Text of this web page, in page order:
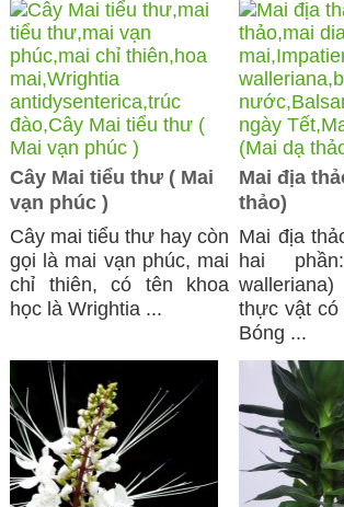
Cây Mai tiểu thư ( Mai
vạn phúc )
Cây mai tiểu thư hay còn
gọi là mai vạn phúc, mai
chỉ thiên, có tên khoa
học là Wrightia ...
Mai địa
thảo)
Mai địa
hai
thực vật có
Bóng ...